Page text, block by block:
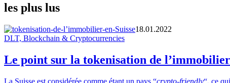
les plus lus
18.01.2022
DLT, Blockchain & Cryptocurrencies
Le point sur la tokenisation de l’immobilier
La Suisse est considérée comme étant un pays “crypto-friendly“, ce